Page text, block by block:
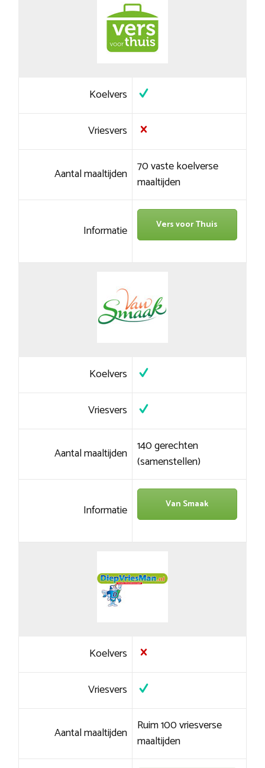
Koelvers
Vriesvers
Aantal maaltijden 70 vaste koelverse
maaltijden
Informatie Vers voor Thuis
Koelvers
Vriesvers
Aantal maaltijden 140 gerechten
(samenstellen)
Informatie Van Smaak
Koelvers
Vriesvers
Aantal maaltijden Ruim 100 vriesverse
maaltijden